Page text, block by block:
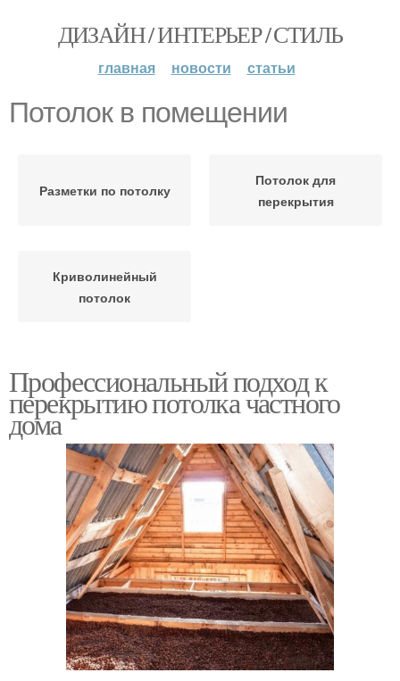
ДИЗАЙН / ИНТЕРЬЕР / СТИЛЬ
главная новости статьи
Потолок в помещении
Разметки по потолку
Потолок для
перекрытия
Криволинейный
потолок
Профессиональный подход к
перекрытию потолка частного
дома